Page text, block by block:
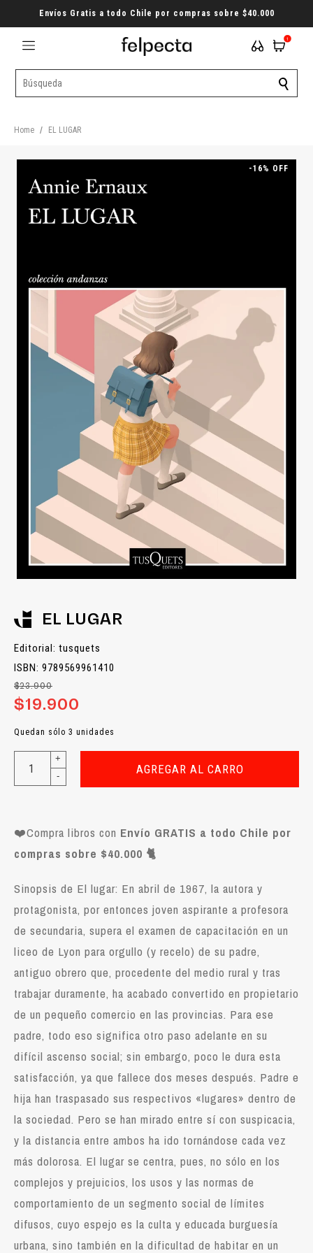
Envíos Gratis a todo Chile por compras sobre $40.000
1
Home / EL LUGAR
-16% OFF
EL LUGAR
Editorial: tusquets
ISBN: 9789569961410
$23.900
$19.900
Quedan sólo 3 unidades
+
-
AGREGAR AL CARRO
❤️Compra libros con Envío GRATIS a todo Chile por
compras sobre $40.000 🐈
Sinopsis de El lugar: En abril de 1967, la autora y
protagonista, por entonces joven aspirante a profesora
de secundaria, supera el examen de capacitación en un
liceo de Lyon para orgullo (y recelo) de su padre,
antiguo obrero que, procedente del medio rural y tras
trabajar duramente, ha acabado convertido en propietario
de un pequeño comercio en las provincias. Para ese
padre, todo eso significa otro paso adelante en su
difícil ascenso social; sin embargo, poco le dura esta
satisfacción, ya que fallece dos meses después. Padre e
hija han traspasado sus respectivos «lugares» dentro de
la sociedad. Pero se han mirado entre sí con suspicacia,
y la distancia entre ambos ha ido tornándose cada vez
más dolorosa. El lugar se centra, pues, no sólo en los
complejos y prejuicios, los usos y las normas de
comportamiento de un segmento social de límites
difusos, cuyo espejo es la culta y educada burguesía
urbana, sino también en la dificultad de habitar en un